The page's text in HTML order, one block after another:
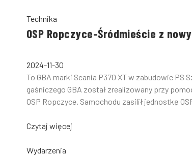
Technika
OSP Ropczyce-Śródmieście z
2024-11-30
To GBA marki Scania P370 XT w zabudowie
gaśniczego GBA został zrealizowany przy
OSP Ropczyce. Samochodu zasilił jednostkę
Czytaj więcej
Wydarzenia